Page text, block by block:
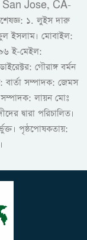
Jose, CA-
১. লুইস দারু
ইসলাম। মোবাইল:
ই-মেইল:
গৌরাঙ্গ বর্মন
বার্তা সম্পাদক: জেমস
সম্পাদক: লায়ন মোঃ
দ্বারা পরিচালিত।
পৃষ্ঠপোষকতায়: